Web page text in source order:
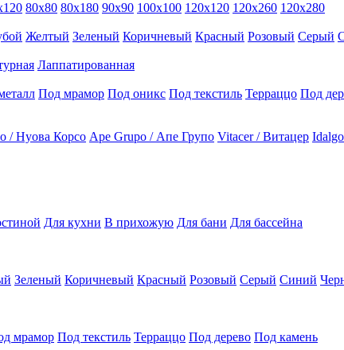
80х80 80х180 90х90 100х100 120х120 120х260 120х280
Желтый Зеленый Коричневый Красный Розовый Серый
Лаппатированная
Под мрамор Под оникс Под текстиль Терраццо Под
/ Нуова Корсо Ape Grupo / Апе Групо Vitacer / Витацер
Для кухни В прихожую Для бани Для бассейна
Зеленый Коричневый Красный Розовый Серый Синий
мрамор Под текстиль Терраццо Под дерево Под камень